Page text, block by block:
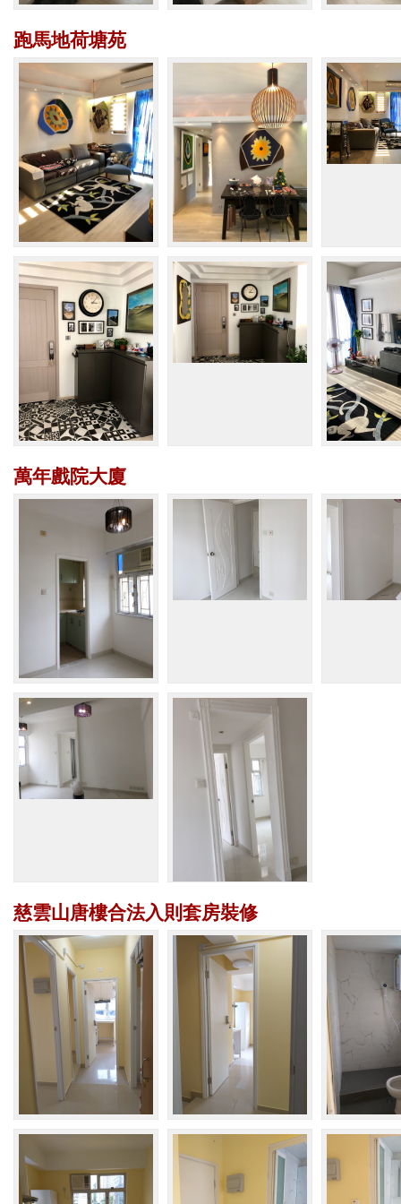
跑馬地荷塘苑
萬年戲院大廈
慈雲山唐樓合法入則套房裝修